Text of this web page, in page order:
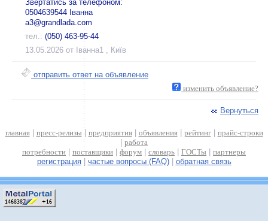
Звертатись за телефоном:
0504639544 Іванна
a3@grandlada.com
тел.: (050) 463-95-44
13.05.2026 от Іванна1 , Київ
отправить ответ на объявление
изменить объявление?
Вернуться
главная| пресс-релизы | предприятия| объявления| рейтинг| прайс-строки
работа
потребности
поставщики форум словарь ГОСТы
партнеры
регистрация| частые вопросы (FAQ)| обратная связь